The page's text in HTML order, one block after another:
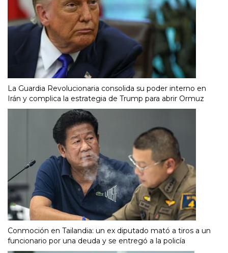
La Guardia Revolucionaria consolida su poder interno en
Irán y complica la estrategia de Trump para abrir Ormuz
Conmoción en Tailandia: un ex diputado mató a tiros a un
funcionario por una deuda y se entregó a la policía